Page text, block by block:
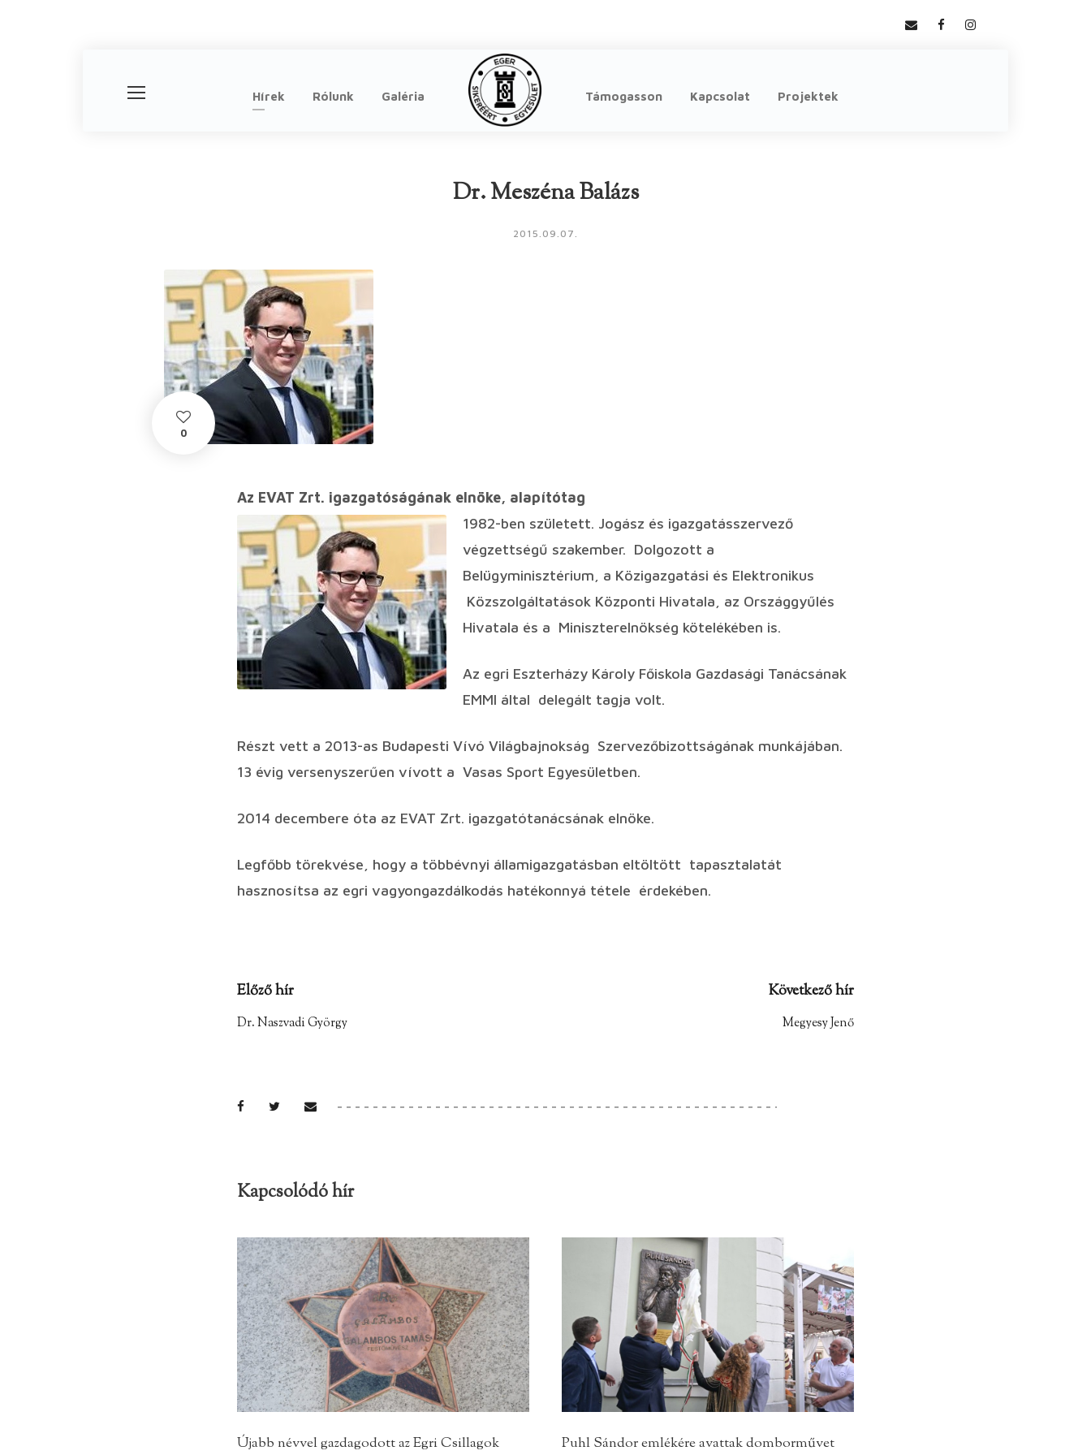
Hírek Rólunk Galéria Támogasson Kapcsolat Projektek
Dr. Meszéna Balázs
2015.09.07.
0
Az EVAT Zrt. igazgatóságának elnöke, alapítótag
1982-ben született. Jogász és igazgatásszervező
végzettségű szakember. Dolgozott a
Belügyminisztérium, a Közigazgatási és Elektronikus
Közszolgáltatások Központi Hivatala, az Országgyűlés
Hivatala és a Miniszterelnökség kötelékében is.
Az egri Eszterházy Károly Főiskola Gazdasági Tanácsának
EMMI által delegált tagja volt.
Részt vett a 2013-as Budapesti Vívó Világbajnokság Szervezőbizottságának munkájában.
13 évig versenyszerűen vívott a Vasas Sport Egyesületben.
2014 decembere óta az EVAT Zrt. igazgatótanácsának elnöke.
Legfőbb törekvése, hogy a többévnyi államigazgatásban eltöltött tapasztalatát
hasznosítsa az egri vagyongazdálkodás hatékonnyá tétele érdekében.
Előző hír
Dr. Naszvadi György
Következő hír
Megyesy Jenő
Kapcsolódó hír
Újabb névvel gazdagodott az Egri Csillagok
Puhl Sándor emlékére avattak domborművet